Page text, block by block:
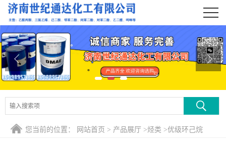
公司首页
公司介绍
公司动态
产品展厅
证书荣誉
您当前的位置： 网站首页 > 产品展厅 >烃类 >优级环己烷